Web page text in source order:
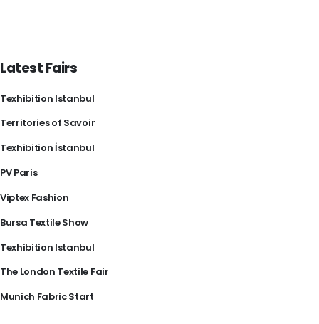
Latest Fairs
Texhibition Istanbul
Territories of Savoir
Texhibition İstanbul
PV Paris
Viptex Fashion
Bursa Textile Show
Texhibition Istanbul
The London Textile Fair
Munich Fabric Start